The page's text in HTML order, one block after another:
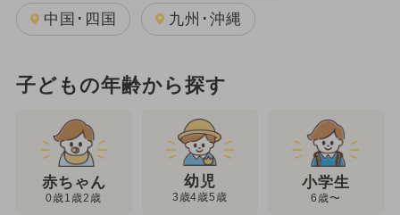
中国･四国 九州･沖縄
子どもの年齢から探す
赤ちゃん
0歳1歳2歳
幼児
3歳4歳5歳
小学生
6歳〜